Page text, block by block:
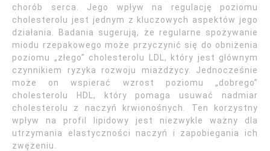
chorób serca. Jego wpływ na regulację poziomu
cholesterolu jest jednym z kluczowych aspektów jego
działania. Badania sugerują, że regularne spożywanie
miodu rzepakowego może przyczynić się do obniżenia
poziomu „złego” cholesterolu LDL, który jest głównym
czynnikiem ryzyka rozwoju miażdżycy. Jednocześnie
może on wspierać wzrost poziomu „dobrego”
cholesterolu HDL, który pomaga usuwać nadmiar
cholesterolu z naczyń krwionośnych. Ten korzystny
wpływ na profil lipidowy jest niezwykle ważny dla
utrzymania elastyczności naczyń i zapobiegania ich
zwężeniu.